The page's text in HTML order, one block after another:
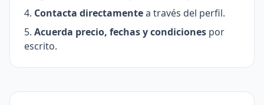
Contacta directamentea través del perfil.
Acuerda precio, fechas y condiciones por
escrito.